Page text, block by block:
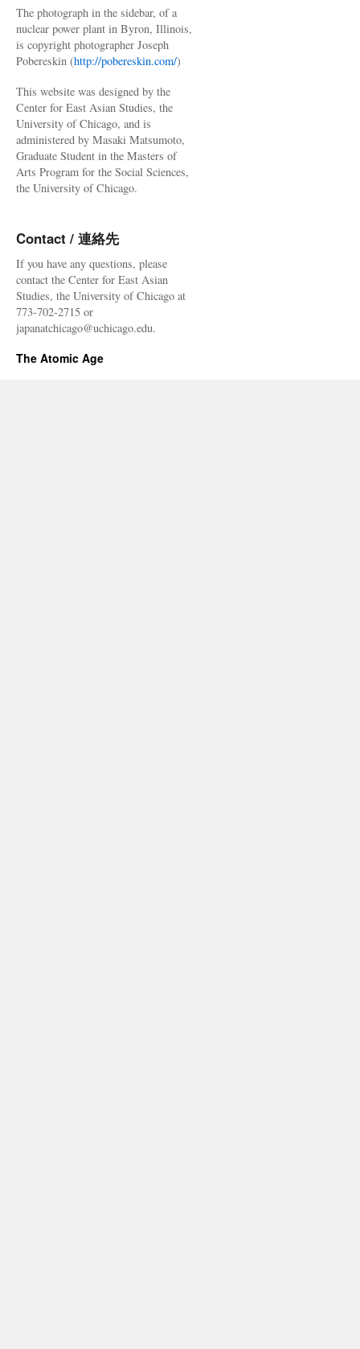
The photograph in the sidebar, of a
nuclear power plant in Byron, Illinois,
is copyright photographer Joseph
Pobereskin (http://pobereskin.com/)
This website was designed by the
Center for East Asian Studies, the
University of Chicago, and is
administered by Masaki Matsumoto,
Graduate Student in the Masters of
Arts Program for the Social Sciences,
the University of Chicago.
Contact / 連絡先
If you have any questions, please
contact the Center for East Asian
Studies, the University of Chicago at
773-702-2715 or
japanatchicago@uchicago.edu.
The Atomic Age